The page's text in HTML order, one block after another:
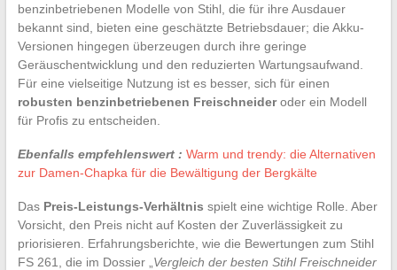
benzinbetriebenen Modelle von Stihl, die für ihre Ausdauer
bekannt sind, bieten eine geschätzte Betriebsdauer; die Akku-
Versionen hingegen überzeugen durch ihre geringe
Geräuschentwicklung und den reduzierten Wartungsaufwand.
Für eine vielseitige Nutzung ist es besser, sich für einen
robusten benzinbetriebenen Freischneideroder ein Modell
für Profis zu entscheiden.
Ebenfalls empfehlenswert : Warm und trendy: die Alternativen
zur Damen-Chapka für die Bewältigung der Bergkälte
Das Preis-Leistungs-Verhältnis spielt eine wichtige Rolle. Aber
Vorsicht, den Preis nicht auf Kosten der Zuverlässigkeit zu
priorisieren. Erfahrungsberichte, wie die Bewertungen zum Stihl
FS 261, die im Dossier „ Vergleich der besten Stihl Freischneider